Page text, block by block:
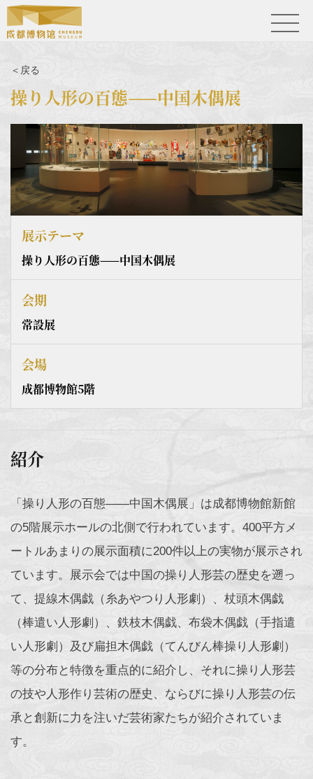
＜戻る
操り人形の百態——中国木偶展
展示テーマ
操り人形の百態——中国木偶展
会期
常設展
会場
成都博物館5階
紹介
「操り人形の百態——中国木偶展」は成都博物館新館
の5階展示ホールの北側で行われています。400平方メ
ートルあまりの展示面積に200件以上の実物が展示され
ています。展示会では中国の操り人形芸の歴史を遡っ
て、提線木偶戯（糸あやつり人形劇）、杖頭木偶戯
（棒遣い人形劇）、鉄枝木偶戯、布袋木偶戯（手指遣
い人形劇）及び扁担木偶戯（てんびん棒操り人形劇）
等の分布と特徴を重点的に紹介し、それに操り人形芸
の技や人形作り芸術の歴史、ならびに操り人形芸の伝
承と創新に力を注いだ芸術家たちが紹介されていま
す。